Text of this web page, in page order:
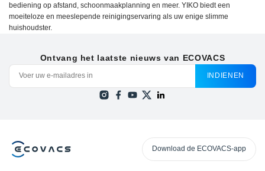
bediening op afstand, schoonmaakplanning en meer. YIKO biedt een
moeiteloze en meeslepende reinigingservaring als uw enige slimme
huishoudster.
Ontvang het laatste nieuws van ECOVACS
INDIENEN
Download de ECOVACS-app